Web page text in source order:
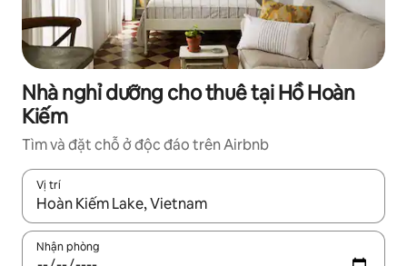
Nhà nghỉ dưỡng cho thuê tại Hồ Hoàn
Kiếm
Tìm và đặt chỗ ở độc đáo trên Airbnb
Vị trí
Khi có kết quả, hãy điều hướng bằng phím mũi tên lên và
Nhận phòng